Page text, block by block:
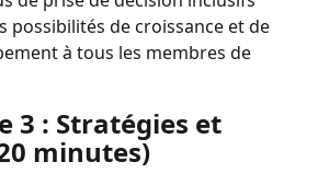
possibilités de croissance et de
à tous les membres de
3 : Stratégies et
minutes)